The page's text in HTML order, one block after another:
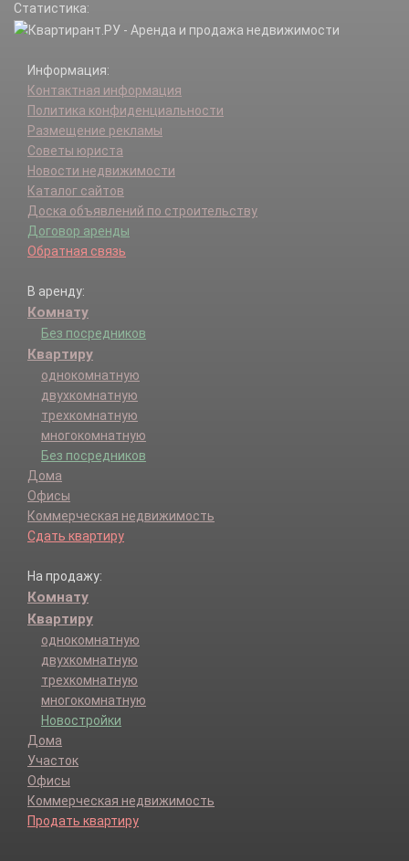
Статистика:
Информация:
Контактная информация
Политика конфиденциальности
Размещение рекламы
Советы юриста
Новости недвижимости
Каталог сайтов
Доска объявлений по строительству
Договор аренды
Обратная связь
В аренду:
Комнату
Без посредников
Квартиру
однокомнатную
двухкомнатную
трехкомнатную
многокомнатную
Без посредников
Дома
Офисы
Коммерческая недвижимость
Сдать квартиру
На продажу:
Комнату
Квартиру
однокомнатную
двухкомнатную
трехкомнатную
многокомнатную
Новостройки
Дома
Участок
Офисы
Коммерческая недвижимость
Продать квартиру